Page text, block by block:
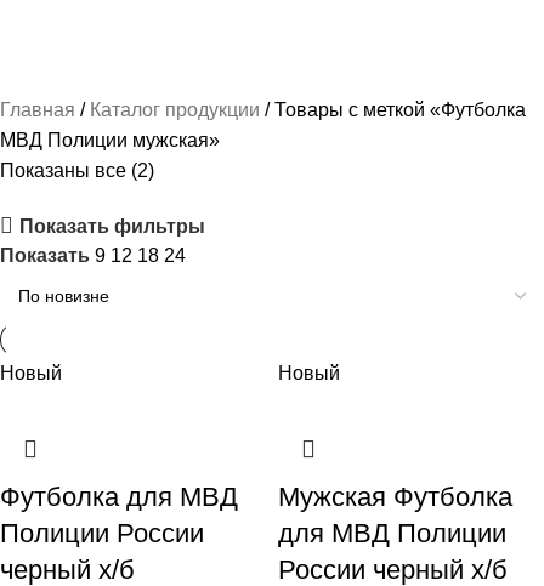
Главная Каталог продукции
Товары с меткой «Футболка
МВД Полиции мужская»
Показаны все (2)
Показать фильтры
Показать 9 12 18 24
Новый
Футболка для МВД
Полиции России
черный х/б
Новый
Мужская Футболка
для МВД Полиции
России черный х/б